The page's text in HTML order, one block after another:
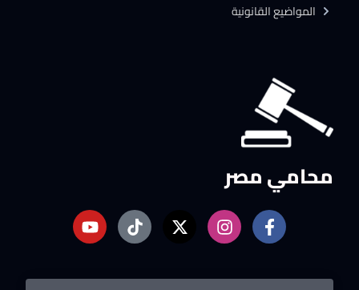
محامي مصر
المواضيع القانونية